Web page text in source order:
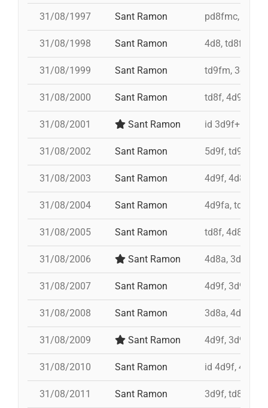
31/08/1997 Sant Ramon pd8fmc, td8f,
31/08/1998 Sant Ramon 4d8, td8f,
31/08/1999 Sant Ramon td9fm, 3d9f,
31/08/2000 Sant Ramon td8f, 4d9f,
31/08/2001 Sant Ramon id 3d9f+id
31/08/2002 Sant Ramon 5d9f, td9fm,
31/08/2003 Sant Ramon 4d9f, 4d8a,
31/08/2004 Sant Ramon 4d9fa, td9fm,
31/08/2005 Sant Ramon td8f, 4d8a,
31/08/2006 Sant Ramon 4d8a, 3d8,
31/08/2007 Sant Ramon 4d9f, 3d9f,
31/08/2008 Sant Ramon 3d8a, 4d9f,
31/08/2009 Sant Ramon 4d9f, 3d9fa,
31/08/2010 Sant Ramon id 4d9f, 4d9f,
31/08/2011 Sant Ramon 3d9f, td8, id